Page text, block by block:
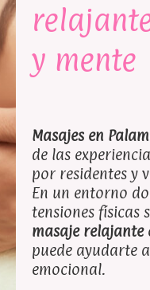
y mente
Masajes en
de las
por residentes y
En un entorno
tensiones físicas
masaje relajante
puede ayudarte
emocional.